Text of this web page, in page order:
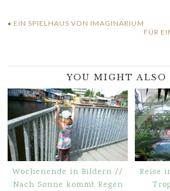
« EIN SPIELHAUS VON IMAGINARIUM
FÜR
YOU MIGHT ALSO
Wochenende in Bildern //
Nach Sonne kommt Regen
Reise